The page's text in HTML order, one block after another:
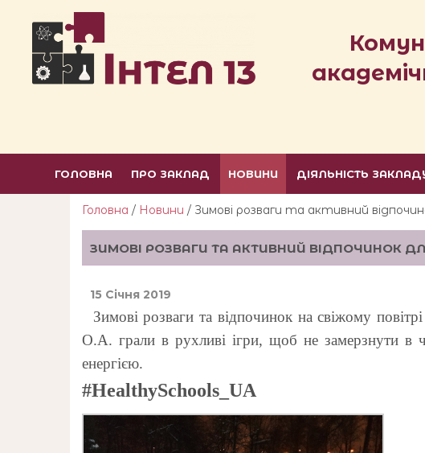
ГОЛОВНА ПРО ЗАКЛАД НОВИНИ ДІЯЛЬНІСТЬ
Головна / Новини / Зимові розваги та активний
ЗИМОВІ РОЗВАГИ ТА АКТИВНИЙ ВІДПОЧИНОК
15 Січня 2019
Зимовi розваги та відпочинок на свіжому
О.А. грали в рухливі iгри, щоб не замерзнути в
енергією.
#HealthySchools_UA